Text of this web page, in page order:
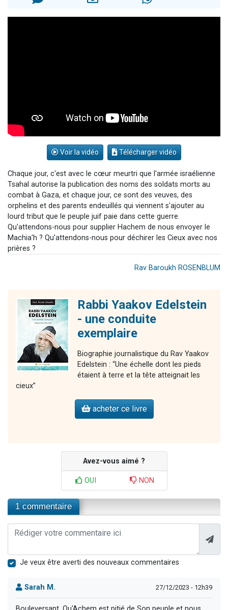
Voir la vidéo Télécharger vidéo
Chaque jour, c'est avec le cœur meurtri que l'armée israélienne
Tsahal autorise la publication des noms des soldats morts au
combat à Gaza, et chaque jour, ce sont des veuves, des
orphelins et des parents endeuillés qui viennent s'ajouter au
lourd tribut que le peuple juif paie dans cette guerre.
Qu'attendons-nous pour supplier Hachem de nous envoyer le
Machia'h ? Qu'attendons-nous pour déchirer les Cieux avec nos
prières ?
Rav Baroukh ROSENBLUM
Rabbi Yaakov Edelstein
- une conduite
exemplaire
Biographie journalistique du Rav Yaakov
Edelstein : “Une échelle dont les pieds
étaient à terre et la tête atteignait les
cieux”
acheter ce livre
Avez-vous aimé ?
OUI NON
1 commentaire
Je veux être averti des nouveaux commentaires
Sarah M. 27/12/2023 - 12h39